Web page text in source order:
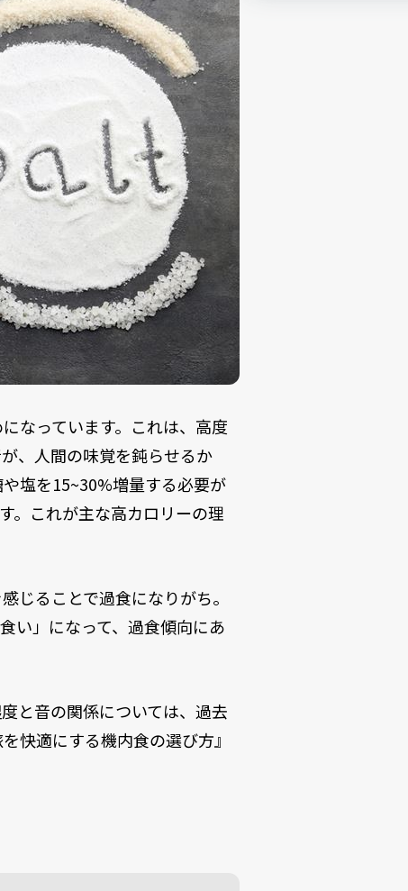
なっています。これは、高度
、人間の味覚を鈍らせるか
塩を15~30%増量する必要が
。これが主な高カロリーの理
じることで過食になりがち。
い」になって、過食傾向にあ
と音の関係については、過去
快適にする機内食の選び方』